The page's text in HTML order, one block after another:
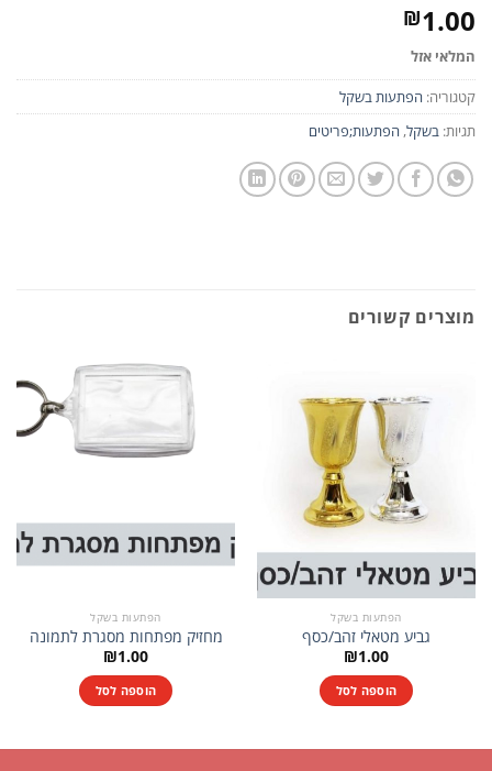
₪1.00
המלאי אזל
קטגוריה: הפתעות בשקל
תגיות: בשקל, הפתעות;פריטים
מוצרים קשורים
הפתעות בשקל
גביע מטאלי זהב/כסף
₪1.00
הוספה לסל
הפתעות בשקל
מחזיק מפתחות מסגרת לתמונה
₪1.00
הוספה לסל